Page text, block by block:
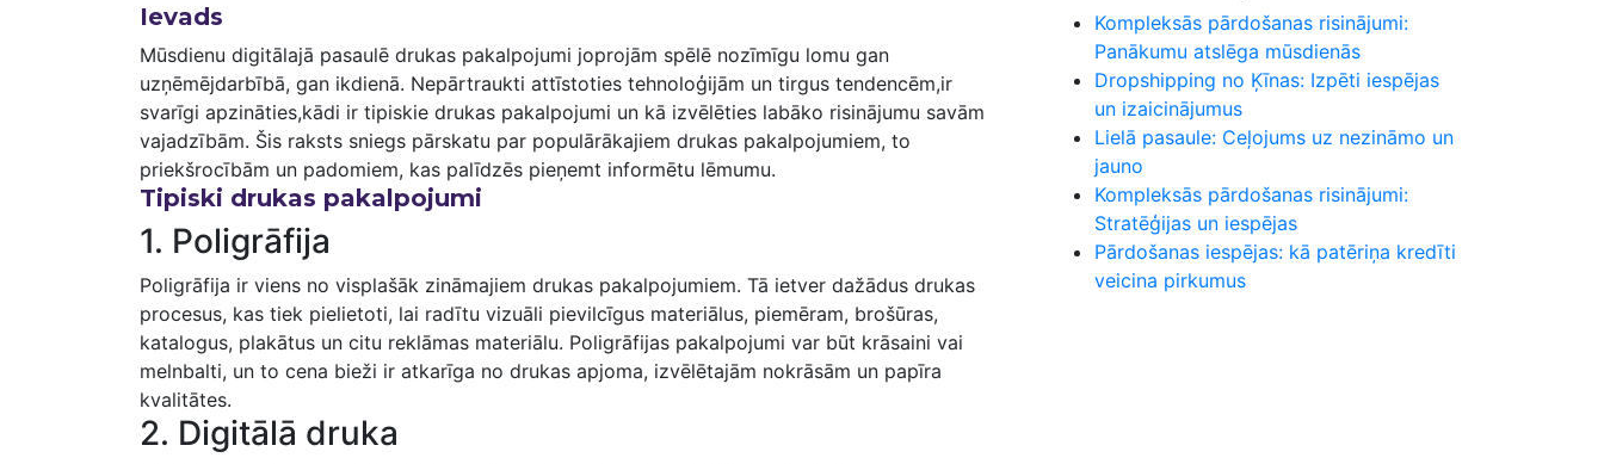
Ievads
Mūsdienu digitālajā pasaulē‍ drukas pakalpojumi joprojām spēlē nozīmīgu lomu gan
uzņēmējdarbībā, gan ikdienā. Nepārtraukti attīstoties‌ tehnoloģijām un tirgus tendencēm,ir
svarīgi apzināties,kādi ir tipiskie drukas pakalpojumi un kā izvēlēties labāko risinājumu savām
vajadzībām. Šis raksts ⁤sniegs pārskatu par populārākajiem drukas pakalpojumiem, to
priekšrocībām un padomiem, kas palīdzēs pieņemt informētu lēmumu.
Tipiski drukas pakalpojumi
1. Poligrāfija
Poligrāfija ir viens ⁣no visplašāk zināmajiem​ drukas pakalpojumiem. Tā ietver dažādus drukas
procesus, kas tiek‌ pielietoti, lai radītu vizuāli pievilcīgus materiālus, piemēram, ⁢brošūras,
katalogus, plakātus un citu reklāmas materiālu. Poligrāfijas pakalpojumi var būt krāsaini vai
melnbalti, un to cena‌ bieži ir atkarīga ​no drukas apjoma, izvēlētajām nokrāsām un papīra
kvalitātes.
2. ⁤Digitālā druka
Kompleksās pārdošanas risinājumi:
Panākumu atslēga mūsdienās
Dropshipping no Ķīnas: Izpēti iespējas
un izaicinājumus
Lielā pasaule: Ceļojums uz nezināmo un
jauno
Kompleksās pārdošanas risinājumi:
Stratēģijas un iespējas
Pārdošanas iespējas: kā patēriņa kredīti
veicina pirkumus